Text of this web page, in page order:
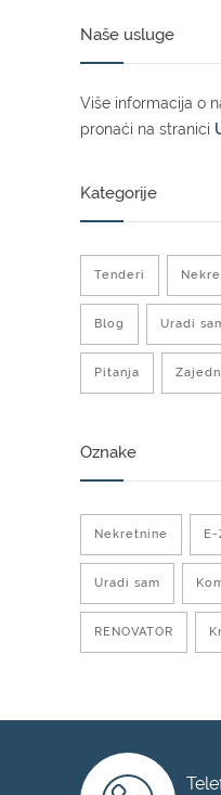
Naše usluge
Više informacija o
pronaći na stranici
Kategorije
Tenderi
Blog Uradi
Pitanja
Oznake
Nekretnine E-
Uradi sam
RENOVATOR